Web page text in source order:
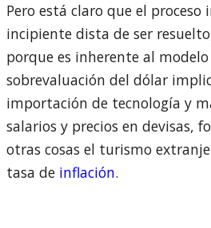
Pero está claro que el proceso
incipiente dista de ser
porque es inherente al modelo
sobrevaluación del dólar
importación de tecnología y
salarios y precios en devisas,
otras cosas el turismo
tasa de inflación.